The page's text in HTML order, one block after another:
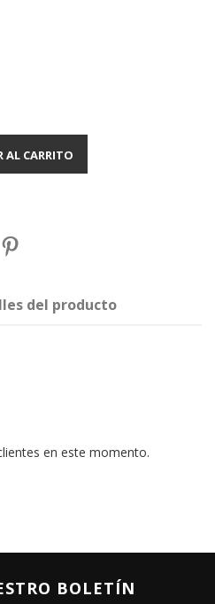
AL CARRITO
del producto
en este momento.
BOLETÍN